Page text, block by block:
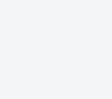
。
産者が費用を抑えるため